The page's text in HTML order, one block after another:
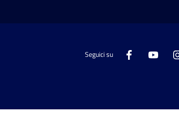
Seguici su